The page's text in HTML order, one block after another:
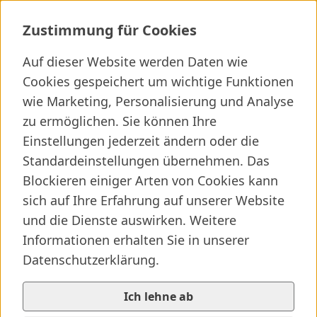
Zustimmung für Cookies
Auf dieser Website werden Daten wie
Cookies gespeichert um wichtige Funktionen
wie Marketing, Personalisierung und Analyse
zu ermöglichen. Sie können Ihre
Einstellungen jederzeit ändern oder die
Standardeinstellungen übernehmen. Das
Blockieren einiger Arten von Cookies kann
sich auf Ihre Erfahrung auf unserer Website
und die Dienste auswirken. Weitere
Informationen erhalten Sie in unserer
Datenschutzerklärung.
Ich lehne ab
Ich suche ...
Wichtige Links
Kliniken finden Presseartikel Jobs
Mehr gesunde Lebensjahre im Alter